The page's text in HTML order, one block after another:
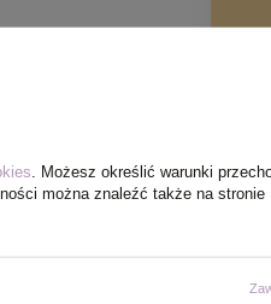
. Możesz określić warunki
można znaleźć także na stronie